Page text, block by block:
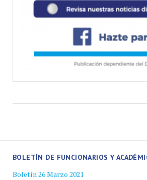
BOLETÍN DE FUNCIONARIOS Y
Boletín 26 Marzo 2021